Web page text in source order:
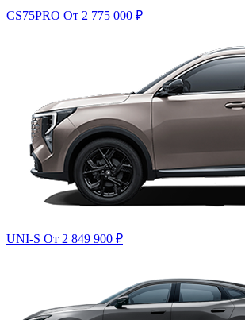
CS75PRO От 2 775 000 ₽
UNI-S От 2 849 900 ₽